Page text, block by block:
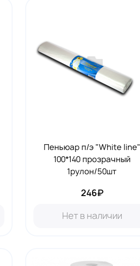
Пеньюар п/э "White line"
100*140 прозрачный
1рулон/50шт
246₽
Нет в наличии